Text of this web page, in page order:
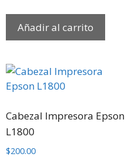
Añadir al carrito
Cabezal Impresora Epson
L1800
$200.00